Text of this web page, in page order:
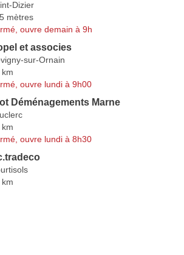
Dizier
mètres
ouvre demain à 9h
et associes
sur-Ornain
km
ouvre lundi à 9h00
Déménagements Marne
km
ouvre lundi à 8h30